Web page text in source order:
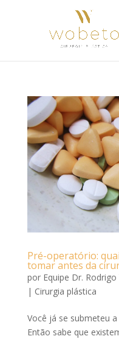
Pré-operatório:
tomar antes da
por Equipe Dr.
| Cirurgia plástica
Você já se submeteu
Então sabe que